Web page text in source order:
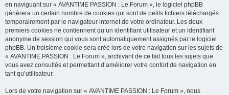
en naviguant sur « AVANTIME PASSION : Le Forum », le logiciel phpBB
génèrera un certain nombre de cookies qui sont de petits fichiers téléchargés
temporairement par le navigateur internet de votre ordinateur. Les deux
premiers cookies ne contiennent qu’un identifiant utilisateur et un identifiant
anonyme de session qui vous sont automatiquement assignés par le logiciel
phpBB. Un troisième cookie sera créé lors de votre navigation sur les sujets de
« AVANTIME PASSION : Le Forum », archivant de ce fait tous les sujets que
vous avez consultés et permettant d’améliorer votre confort de navigation en
tant qu’utilisateur.
Lors de votre navigation sur « AVANTIME PASSION : Le Forum », nous